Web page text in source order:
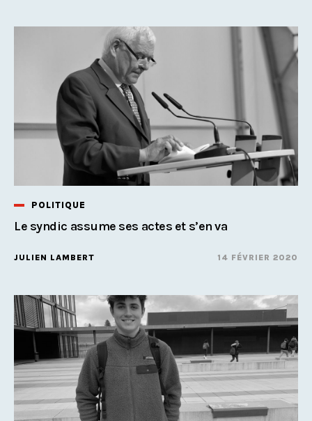
POLITIQUE
Le syndic assume ses actes et s’en va
JULIEN LAMBERT 14 FÉVRIER 2020